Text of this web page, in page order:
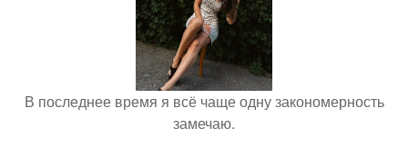
В последнее время я всё чаще одну закономерность
замечаю.